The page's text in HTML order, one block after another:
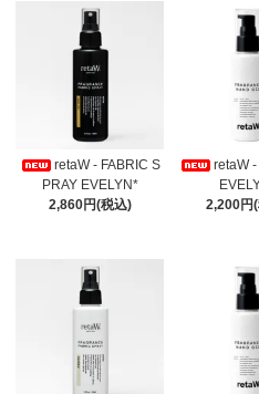
retaW - FABRIC S
PRAY EVELYN*
2,860円(税込)
retaW -
2,200円